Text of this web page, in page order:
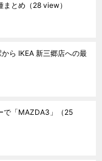
まとめ （28 view）
ら IKEA 新三郷店への最
「MAZDA3」
（25